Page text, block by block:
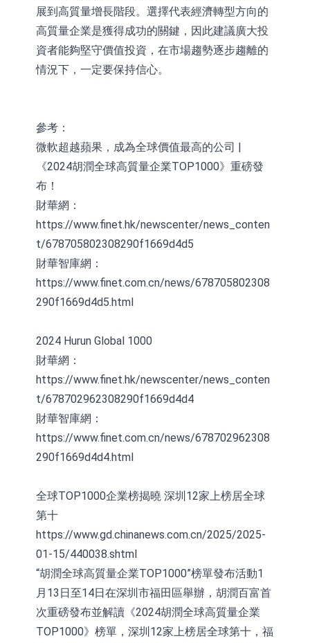
展到高質量增長階段。選擇代表經濟轉型方向的
高質量企業是獲得成功的關鍵，因此建議廣大投
資者能夠堅守價值投資，在市場趨勢逐步趨離的
情況下，一定要保持信心。
參考：
微軟超越蘋果，成為全球價值最高的公司 |
《2024胡潤全球高質量企業TOP1000》重磅發
布！
財華網：
https://www.finet.hk/newscenter/news_conten
t/678705802308290f1669d4d5
財華智庫網：
https://www.finet.com.cn/news/678705802308
290f1669d4d5.html
2024 Hurun Global 1000
財華網：
https://www.finet.hk/newscenter/news_conten
t/678702962308290f1669d4d4
財華智庫網：
https://www.finet.com.cn/news/678702962308
290f1669d4d4.html
全球TOP1000企業榜揭曉 深圳12家上榜居全球
第十
https://www.gd.chinanews.com.cn/2025/2025-
01-15/440038.shtml
“胡潤全球高質量企業TOP1000”榜單發布活動1
月13日至14日在深圳市福田區舉辦，胡潤百富首
次重磅發布並解讀《2024胡潤全球高質量企業
TOP1000》榜單，深圳12家上榜居全球第十，福